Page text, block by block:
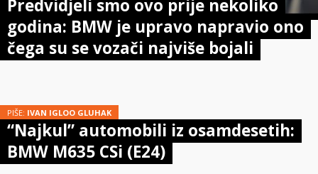
Predvidjeli smo ovo prije nekoliko
godina: BMW je upravo napravio ono
čega su se vozači najviše bojali
PIŠE: IVAN IGLOO GLUHAK
“Najkul” automobili iz osamdesetih:
BMW M635 CSi (E24)